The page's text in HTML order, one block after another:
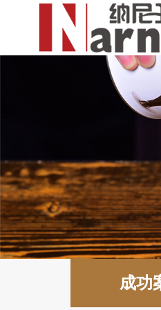
成功